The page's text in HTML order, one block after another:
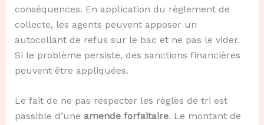
conséquences. En application du règlement de
collecte, les agents peuvent apposer un
autocollant de refus sur le bac et ne pas le vider.
Si le problème persiste, des sanctions financières
peuvent être appliquées.
Le fait de ne pas respecter les règles de tri est
passible d’une amende forfaitaire. Le montant de